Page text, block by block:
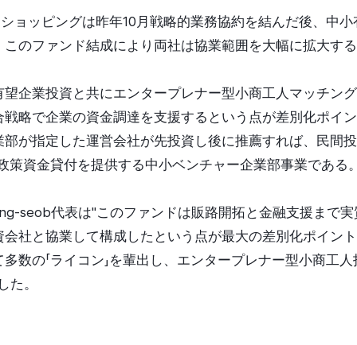
ョッピングは昨年10月戦略的業務協約を結んだ後、中
のファンド結成により両社は協業範囲を大幅に拡大す
企業投資と共にエンタープレナー型小商工人マッチング
略で企業の資金調達を支援するという点が差別化ポイ
が指定した運営会社が先投資し後に推薦すれば、民間
策資金貸付を提供する中小ベンチャー企業部事業である
seob代表は"このファンドは販路開拓と金融支援まで
社と協業して構成したという点が最大の差別化ポイン
数の「ライコン」を輩出し、エンタープレナー型小商工
た。